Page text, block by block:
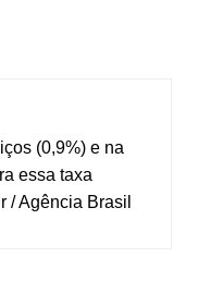
(0,9%) e na
essa taxa
/ Agência Brasil